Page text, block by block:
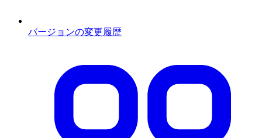
バージョンの変更履歴